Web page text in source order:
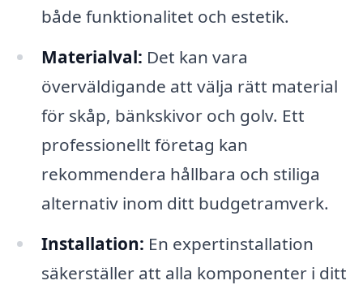
både funktionalitet och estetik.
Materialval: Det kan vara
överväldigande att välja rätt material
för skåp, bänkskivor och golv. Ett
professionellt företag kan
rekommendera hållbara och stiliga
alternativ inom ditt budgetramverk.
Installation: En expertinstallation
säkerställer att alla komponenter i ditt